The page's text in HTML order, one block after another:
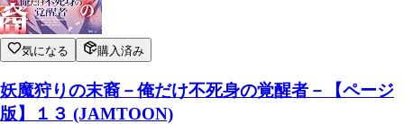
気になる 購入済み
妖魔狩りの末裔－俺だけ不死身の覚醒者－【ページ
版】１３ (JAMTOON)